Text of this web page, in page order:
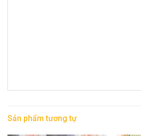
Sản phẩm tương tự